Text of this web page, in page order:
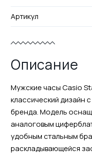
Артикул
Описание
Мужские часы Casio
классический дизайн
бренда. Модель
аналоговым
удобным стальным
раскладывающейся